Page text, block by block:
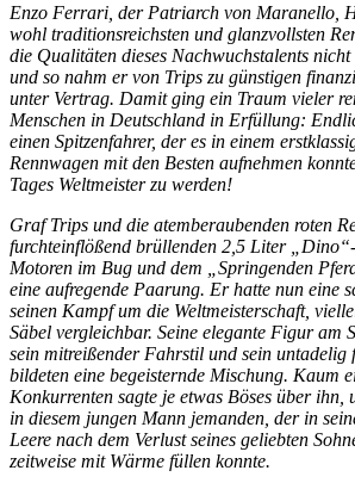
Enzo Ferrari, der Patriarch von Maranello,
wohl traditionsreichsten und glanzvollsten
die Qualitäten dieses Nachwuchstalents nicht
und so nahm er von Trips zu günstigen
unter Vertrag. Damit ging ein Traum vieler
Menschen in Deutschland in Erfüllung:
einen Spitzenfahrer, der es in einem
Rennwagen mit den Besten aufnehmen
Tages Weltmeister zu werden!
Graf Trips und die atemberaubenden roten
furchteinflößend brüllenden 2,5 Liter
Motoren im Bug und dem „Springenden
eine aufregende Paarung. Er hatte nun eine
seinen Kampf um die Weltmeisterschaft,
Säbel vergleichbar. Seine elegante Figur am
sein mitreißender Fahrstil und sein
bildeten eine begeisternde Mischung. Kaum
Konkurrenten sagte je etwas Böses über
in diesem jungen Mann jemanden, der in
Leere nach dem Verlust seines geliebten
zeitweise mit Wärme füllen konnte.